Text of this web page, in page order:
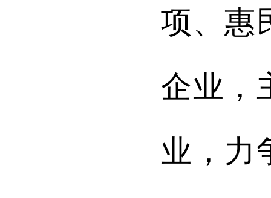
项、惠
企业，
业，力